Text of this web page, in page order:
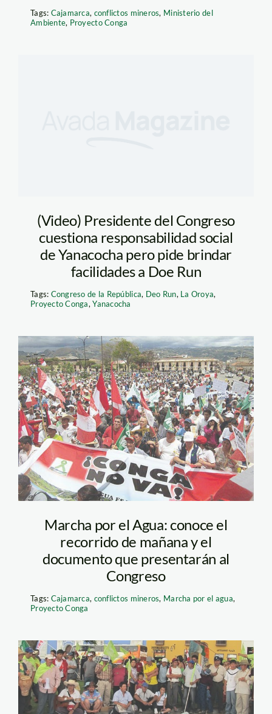
Tags: Cajamarca, conflictos mineros, Ministerio del
Ambiente, Proyecto Conga
(Video) Presidente del Congreso
cuestiona responsabilidad social
de Yanacocha pero pide brindar
facilidades a Doe Run
Tags: Congreso de la República, Deo Run, La Oroya,
Proyecto Conga,Yanacocha
marcha_agua_diario16
Marcha por el Agua: conoce el
recorrido de mañana y el
documento que presentarán al
Congreso
Tags: Cajamarca, conflictos mineros, Marcha por el agua,
Proyecto Conga
conga_lamula